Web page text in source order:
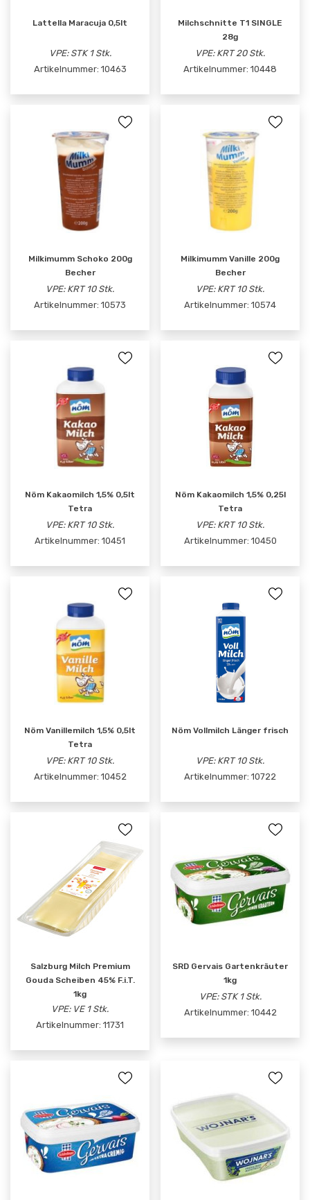
Lattella Maracuja 0,5lt
VPE: STK 1 Stk.
Artikelnummer: 10463
Milchschnitte T1 SINGLE
28g
VPE: KRT 20 Stk.
Artikelnummer: 10448
Milkimumm Schoko 200g
Becher
VPE: KRT 10 Stk.
Artikelnummer: 10573
Milkimumm Vanille 200g
Becher
VPE: KRT 10 Stk.
Artikelnummer: 10574
Nöm Kakaomilch 1,5% 0,5lt
Tetra
VPE: KRT 10 Stk.
Artikelnummer: 10451
Nöm Kakaomilch 1,5% 0,25l
Tetra
VPE: KRT 10 Stk.
Artikelnummer: 10450
Nöm Vanillemilch 1,5% 0,5lt
Tetra
VPE: KRT 10 Stk.
Artikelnummer: 10452
Nöm Vollmilch Länger frisch
VPE: KRT 10 Stk.
Artikelnummer: 10722
Salzburg Milch Premium
Gouda Scheiben 45% F.i.T.
1kg
VPE: VE 1 Stk.
Artikelnummer: 11731
SRD Gervais Gartenkräuter
1kg
VPE: STK 1 Stk.
Artikelnummer: 10442